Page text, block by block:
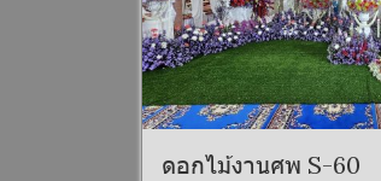
ดอกไม้งานศพ S-60